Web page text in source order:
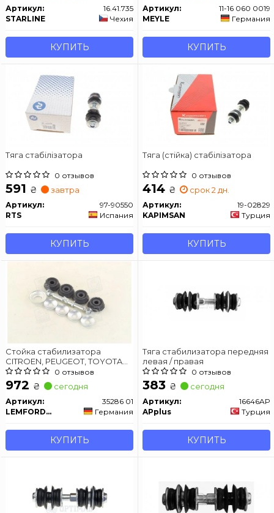
Артикул:
16.41.735
STARLINE
Чехия
КУПИТЬ
Артикул:
11-16 060 0019
MEYLE
Германия
КУПИТЬ
Тяга стабілізатора
0 отзывов
591 ₴ завтра
Артикул:
97-90550
RTS
Испания
КУПИТЬ
Тяга (стійка) стабілізатора
0 отзывов
414 ₴ срок 2 дн.
Артикул:
19-02829
KAPIMSAN
Турция
КУПИТЬ
Стойка стабилизатора
CITROEN, PEUGEOT, TOYOTA
передняя ось0 отзывов
972 ₴ сегодня
Артикул:
35286 01
LEMFORDER
Германия
КУПИТЬ
Тяга стабилизатора передняя
левая / правая
0 отзывов
383 ₴ сегодня
Артикул:
16646AP
APplus
Турция
КУПИТЬ